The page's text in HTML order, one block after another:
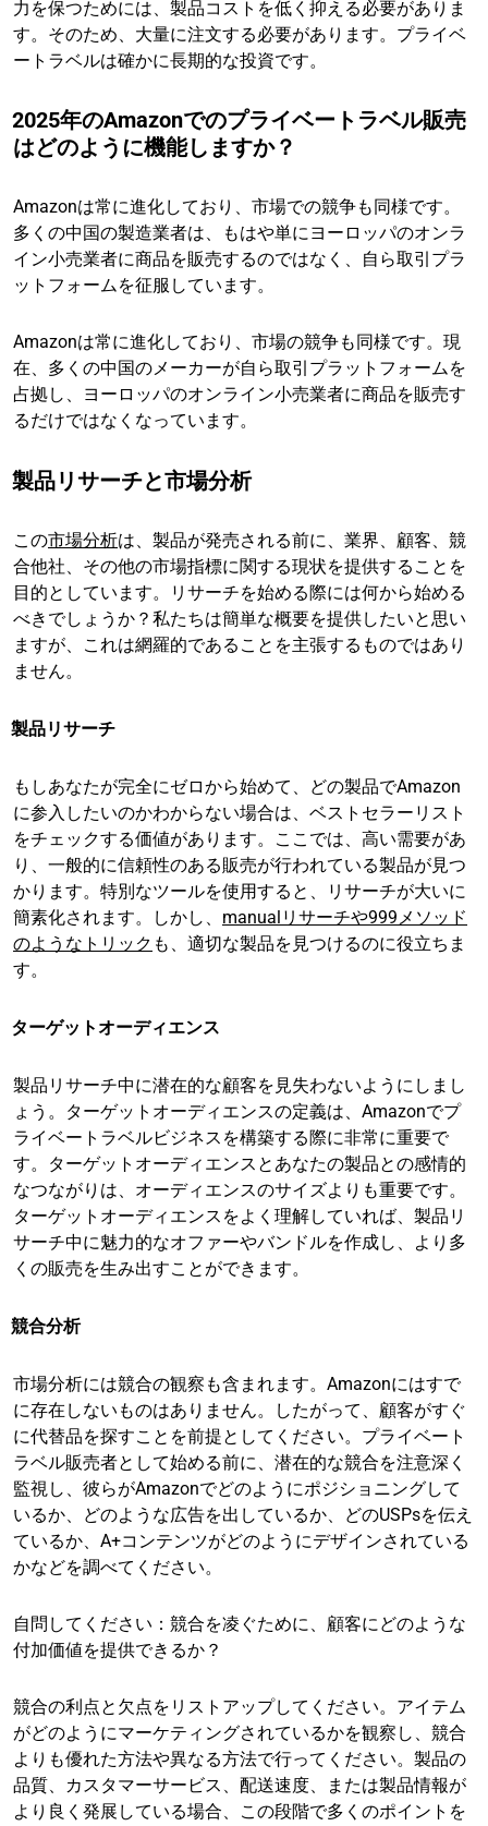
力を保つためには、製品コストを低く抑える必要がありま
す。そのため、大量に注文する必要があります。プライベ
ートラベルは確かに長期的な投資です。
2025年のAmazonでのプライベートラベル販売
はどのように機能しますか？
Amazonは常に進化しており、市場での競争も同様です。
多くの中国の製造業者は、もはや単にヨーロッパのオンラ
イン小売業者に商品を販売するのではなく、自ら取引プラ
ットフォームを征服しています。
Amazonは常に進化しており、市場の競争も同様です。現
在、多くの中国のメーカーが自ら取引プラットフォームを
占拠し、ヨーロッパのオンライン小売業者に商品を販売す
るだけではなくなっています。
製品リサーチと市場分析
この市場分析は、製品が発売される前に、業界、顧客、競
合他社、その他の市場指標に関する現状を提供することを
目的としています。リサーチを始める際には何から始める
べきでしょうか？私たちは簡単な概要を提供したいと思い
ますが、これは網羅的であることを主張するものではあり
ません。
製品リサーチ
もしあなたが完全にゼロから始めて、どの製品でAmazon
に参入したいのかわからない場合は、ベストセラーリスト
をチェックする価値があります。ここでは、高い需要があ
り、一般的に信頼性のある販売が行われている製品が見つ
かります。特別なツールを使用すると、リサーチが大いに
簡素化されます。しかし、 manualリサーチや999メソッド
のようなトリック も、適切な製品を見つけるのに役立ちま
す。
ターゲットオーディエンス
製品リサーチ中に潜在的な顧客を見失わないようにしまし
ょう。ターゲットオーディエンスの定義は、Amazonでプ
ライベートラベルビジネスを構築する際に非常に重要で
す。ターゲットオーディエンスとあなたの製品との感情的
なつながりは、オーディエンスのサイズよりも重要です。
ターゲットオーディエンスをよく理解していれば、製品リ
サーチ中に魅力的なオファーやバンドルを作成し、より多
くの販売を生み出すことができます。
競合分析
市場分析には競合の観察も含まれます。Amazonにはすで
に存在しないものはありません。したがって、顧客がすぐ
に代替品を探すことを前提としてください。プライベート
ラベル販売者として始める前に、潜在的な競合を注意深く
監視し、彼らがAmazonでどのようにポジショニングして
いるか、どのような広告を出しているか、どのUSPsを伝え
ているか、A+コンテンツがどのようにデザインされている
かなどを調べてください。
自問してください：競合を凌ぐために、顧客にどのような
付加価値を提供できるか？
競合の利点と欠点をリストアップしてください。アイテム
がどのようにマーケティングされているかを観察し、競合
よりも優れた方法や異なる方法で行ってください。製品の
品質、カスタマーサービス、配送速度、または製品情報が
より良く発展している場合、この段階で多くのポイントを